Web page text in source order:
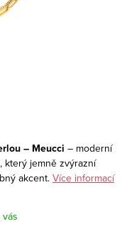
– Meucci – moderní
který jemně zvýrazní
akcent. Více informací